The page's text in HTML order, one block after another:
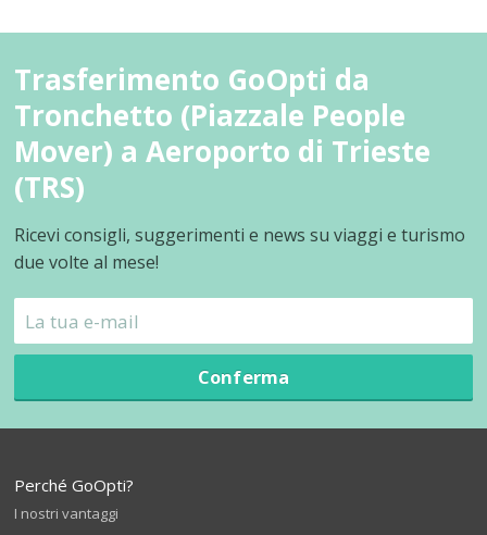
Trasferimento GoOpti da
Tronchetto (Piazzale People
Mover) a Aeroporto di Trieste
(TRS)
Ricevi consigli, suggerimenti e news su viaggi e turismo
due volte al mese!
Conferma
Perché GoOpti?
I nostri vantaggi